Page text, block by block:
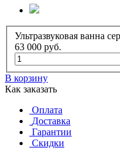
Ультразвуковая ванна
63 000 руб.
В корзину
Как заказать
Оплата
Доставка
Гарантии
Скидки